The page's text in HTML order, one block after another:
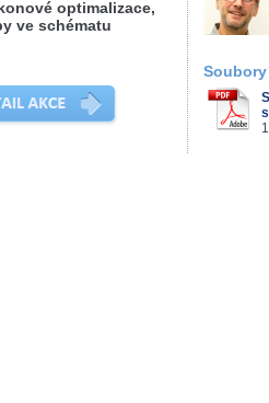
optimalizace,
ve schématu